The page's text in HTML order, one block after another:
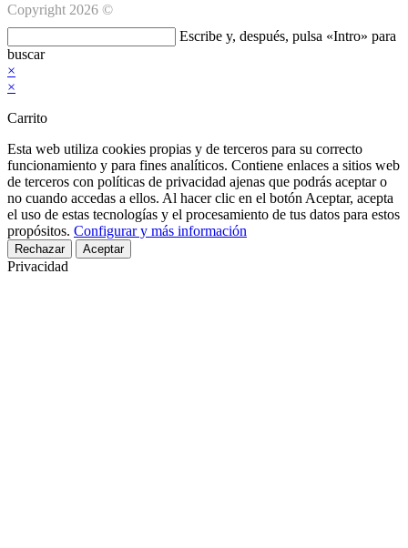
Copyright 2026 ©
en
esta
web
Escribe y, después, pulsa «Intro» para
buscar
×
×
Carrito
Esta web utiliza cookies propias y de terceros para su correcto
funcionamiento y para fines analíticos. Contiene enlaces a sitios web
de terceros con políticas de privacidad ajenas que podrás aceptar o
no cuando accedas a ellos. Al hacer clic en el botón Aceptar, acepta
el uso de estas tecnologías y el procesamiento de tus datos para estos
propósitos. Configurar y más información
Rechazar Aceptar
Privacidad